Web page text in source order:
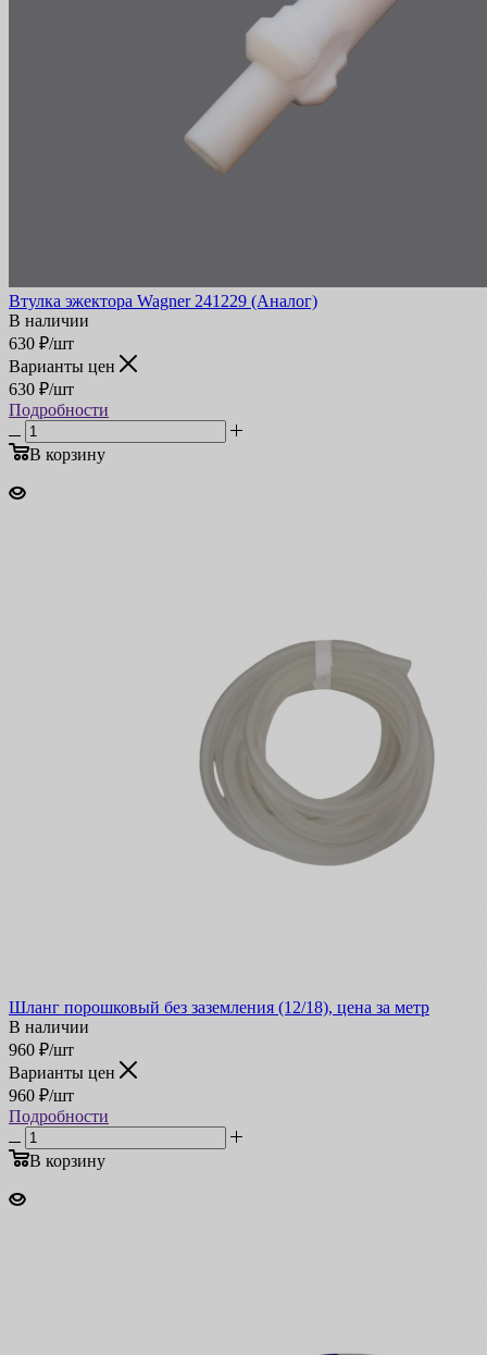
Втулка эжектора Wagner 241229 (Аналог)
В наличии
630 ₽/шт
Варианты цен
630 ₽/шт
Подробности
В корзину
Шланг порошковый без заземления (12/18), цена за метр
В наличии
960 ₽/шт
Варианты цен
960 ₽/шт
Подробности
В корзину